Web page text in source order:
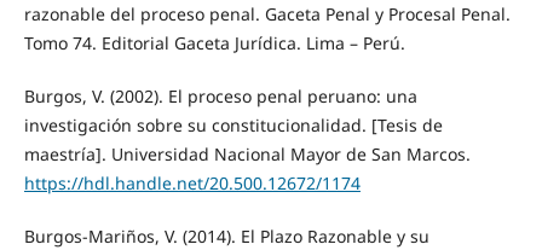
razonable del proceso penal. Gaceta Penal y Procesal Penal.
Tomo 74. Editorial Gaceta Jurídica. Lima – Perú.
Burgos, V. (2002). El proceso penal peruano: una
investigación sobre su constitucionalidad. [Tesis de
maestría]. Universidad Nacional Mayor de San Marcos.
https://hdl.handle.net/20.500.12672/1174
Burgos-Mariños, V. (2014). El Plazo Razonable y su